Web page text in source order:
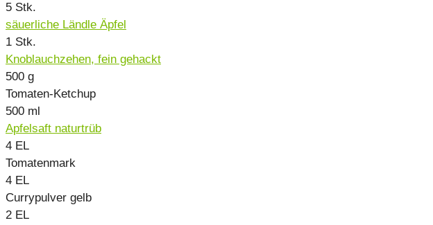
5 Stk.
säuerliche Ländle Äpfel
1 Stk.
Knoblauchzehen, fein gehackt
500 g
Tomaten-Ketchup
500 ml
Apfelsaft naturtrüb
4 EL
Tomatenmark
4 EL
Currypulver gelb
2 EL